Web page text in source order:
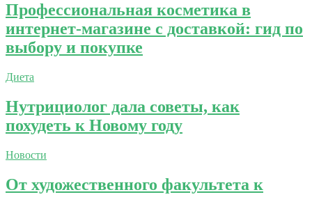
Профессиональная косметика в
интернет-магазине с доставкой: гид по
выбору и покупке
Диета
Нутрициолог дала советы, как
похудеть к Новому году
Новости
От художественного факультета к